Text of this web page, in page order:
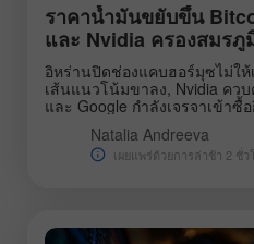
ราคาน้ำมันขยับขึ้น
และ Nvidia ครองสมรภู
อิหร่านปิดช่องแคบฮอร์มุซไม่ให้
เส้นแนวโน้มขาลง, Nvidia คว
และ Google กำลังเจรจาเข้าซื้
Natalia Andreeva
เผยแพร่ด้วยการล่าช้า 2 ชั่ว